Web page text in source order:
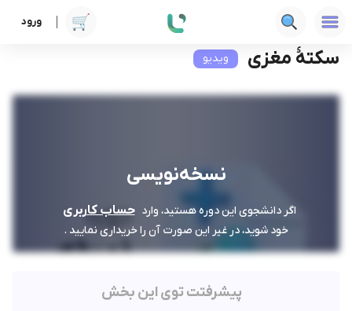
ورود دوره ها علوم پزشکی سکتۀ مغزی
سکتۀ مغزی ویدیو
نسخه‌نویسی
اگر دانشجوی این دوره هستید، وارد حساب کاربری
خود شوید، در غیر این صورت آن را خریداری نمایید .
پیشرفتت توی این بخش